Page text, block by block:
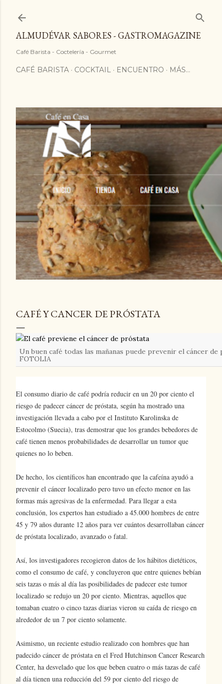
ALMUDÉVAR SABORES - GASTROMAGAZINE
Café Barista - Coctelería - Gourmet
CAFÉ BARISTA COCKTAIL ENCUENTRO MÁS…
CAFÉ Y CANCER DE PRÓSTATA
Un buen café todas las mañanas puede prevenir el cáncer de
FOTOLIA
El consumo diario de café podría reducir en un 20 por ciento el
riesgo de padecer cáncer de próstata, según ha mostrado una
investigación llevada a cabo por el Instituto Karolinska de
Estocolmo (Suecia), tras demostrar que los grandes bebedores de
café tienen menos probabilidades de desarrollar un tumor que
quienes no lo beben.
De hecho, los científicos han encontrado que la cafeína ayudó a
prevenir el cáncer localizado pero tuvo un efecto menor en las
formas más agresivas de la enfermedad. Para llegar a esta
conclusión, los expertos han estudiado a 45.000 hombres de entre
45 y 79 años durante 12 años para ver cuántos desarrollaban cáncer
de próstata localizado, avanzado o fatal.
Así, los investigadores recogieron datos de los hábitos dietéticos,
como el consumo de café, y concluyeron que entre quienes bebían
seis tazas o más al día las posibilidades de padecer este tumor
localizado se redujo un 20 por ciento. Mientras, aquellos que
tomaban cuatro o cinco tazas diarias vieron su caída de riesgo en
alrededor de un 7 por ciento solamente.
Asimismo, un reciente estudio realizado con hombres que han
padecido cáncer de próstata en el Fred Hutchinson Cancer Research
Center, ha desvelado que los que beben cuatro o más tazas de café
al día tienen una reducción del 59 por ciento del riesgo de